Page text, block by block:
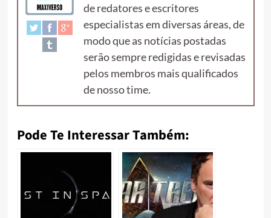
de redatores e escritores
especialistas em diversas áreas, de
modo que as notícias postadas
serão sempre redigidas e revisadas
pelos membros mais qualificados
de nosso time.
Pode Te Interessar Também: